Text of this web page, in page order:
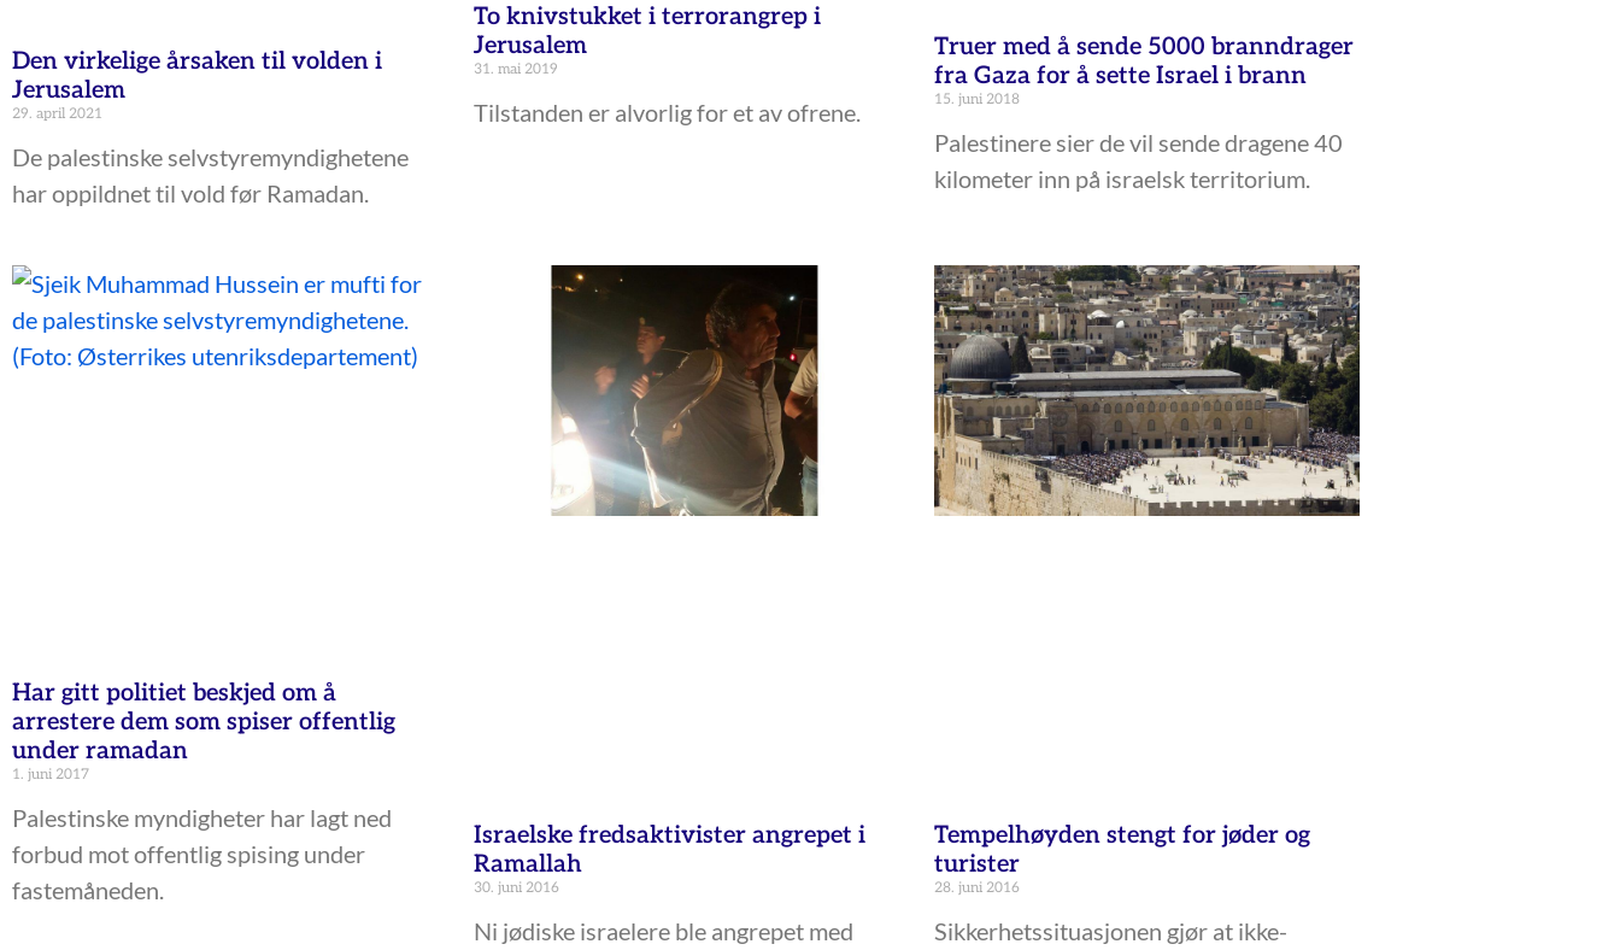
Den virkelige årsaken til volden i
Jerusalem
29. april 2021
De palestinske selvstyremyndighetene
har oppildnet til vold før Ramadan.
To knivstukket i terrorangrep i
Jerusalem
31. mai 2019
Tilstanden er alvorlig for et av ofrene.
Truer med å sende 5000 branndrager
fra Gaza for å sette Israel i brann
15. juni 2018
Palestinere sier de vil sende dragene 40
kilometer inn på israelsk territorium.
Har gitt politiet beskjed om å
arrestere dem som spiser offentlig
under ramadan
1. juni 2017
Palestinske myndigheter har lagt ned
forbud mot offentlig spising under
fastemåneden.
Israelske fredsaktivister angrepet i
Ramallah
30. juni 2016
Ni jødiske israelere ble angrepet med
Tempelhøyden stengt for jøder og
turister
28. juni 2016
Sikkerhetssituasjonen gjør at ikke-